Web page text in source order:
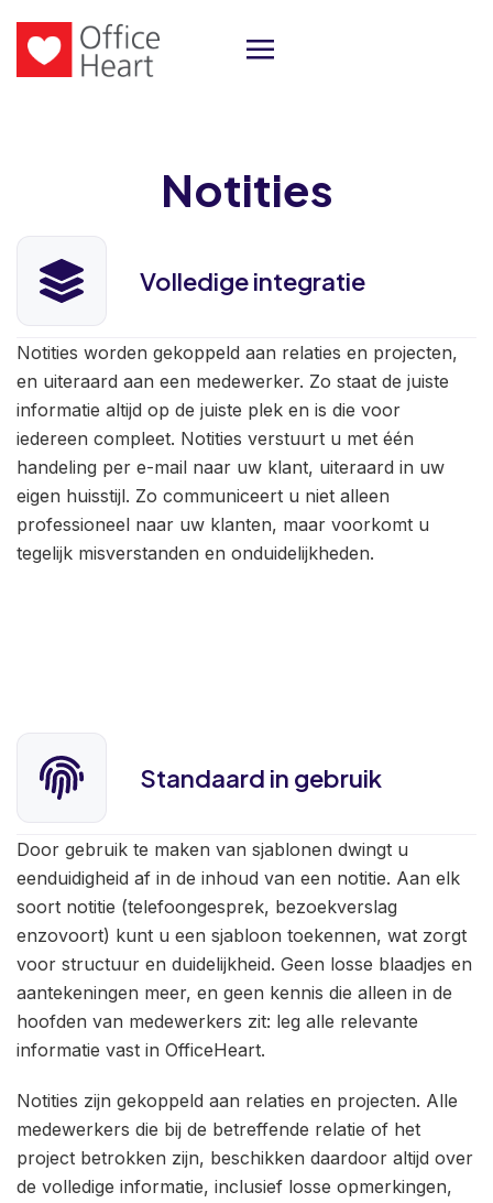
Notities
Volledige integratie
Notities worden gekoppeld aan relaties en projecten,
en uiteraard aan een medewerker. Zo staat de juiste
informatie altijd op de juiste plek en is die voor
iedereen compleet. Notities verstuurt u met één
handeling per e-mail naar uw klant, uiteraard in uw
eigen huisstijl. Zo communiceert u niet alleen
professioneel naar uw klanten, maar voorkomt u
tegelijk misverstanden en onduidelijkheden.
Standaard in gebruik
Door gebruik te maken van sjablonen dwingt u
eenduidigheid af in de inhoud van een notitie. Aan elk
soort notitie (telefoongesprek, bezoekverslag
enzovoort) kunt u een sjabloon toekennen, wat zorgt
voor structuur en duidelijkheid. Geen losse blaadjes en
aantekeningen meer, en geen kennis die alleen in de
hoofden van medewerkers zit: leg alle relevante
informatie vast in OfficeHeart.
Notities zijn gekoppeld aan relaties en projecten. Alle
medewerkers die bij de betreffende relatie of het
project betrokken zijn, beschikken daardoor altijd over
de volledige informatie, inclusief losse opmerkingen,